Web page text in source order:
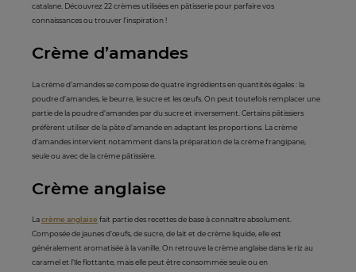
catalane. Découvrez 22 crèmes utilisées en pâtisserie pour parfaire vos
connaissances ou trouver l’inspiration !
Crème d’amandes
La crème d’amandes se compose de quatre ingrédients en quantités égales : la
poudre d’amandes, le beurre, le sucre et les œufs. On peut toutefois remplacer une
partie de la poudre d’amandes par du sucre et inversement. Certains pâtissiers
préfèrent utiliser de la pâte d’amande en adaptant les proportions. La crème
d’amandes intervient notamment dans la préparation de la crème frangipane,
seule ou avec de la crème pâtissière.
Crème anglaise
Lacrème anglaise fait partie des recettes de base à connaître absolument.
Composée de jaunes d’œufs, de sucre, de lait et de crème liquide, elle est
généralement aromatisée à la vanille. On retrouve la crème anglaise dans le riz au
caramel et l’île flottante, mais elle peut être consommée seule ou en